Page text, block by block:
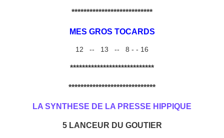
***************************
MES GROS TOCARDS
12 -- 13 -- 8 - - 16
****************************
*****************************
LA SYNTHESE DE LA PRESSE HIPPIQUE
5 LANCEUR DU GOUTIER